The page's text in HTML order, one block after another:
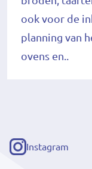
ook voor de
planning van
ovens en..
Instagram
(externe